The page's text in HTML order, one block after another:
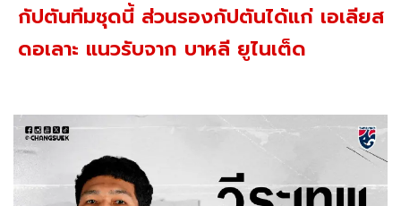
กัปตันทีมชุดนี้ ส่วนรองกัปตันได้แก่ เอเลียส
ดอเลาะ แนวรับจาก บาหลี ยูไนเต็ด